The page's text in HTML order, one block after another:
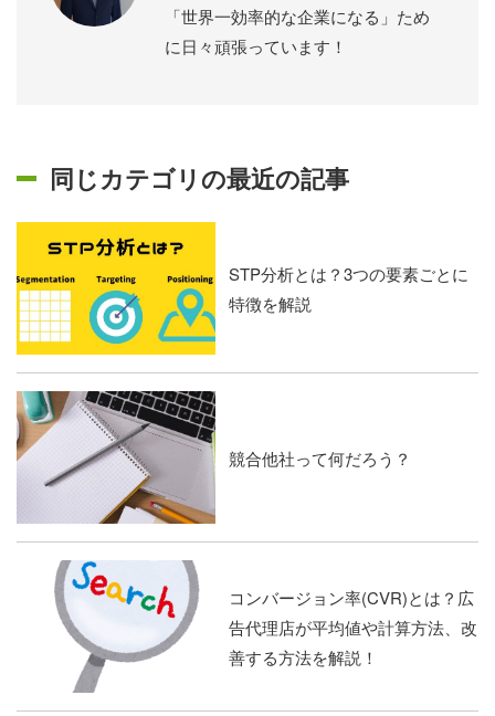
「世界一効率的な企業になる」ため
に日々頑張っています！
同じカテゴリの最近の記事
STP分析とは？3つの要素ごとに
特徴を解説
競合他社って何だろう？
コンバージョン率(CVR)とは？広
告代理店が平均値や計算方法、改
善する方法を解説！